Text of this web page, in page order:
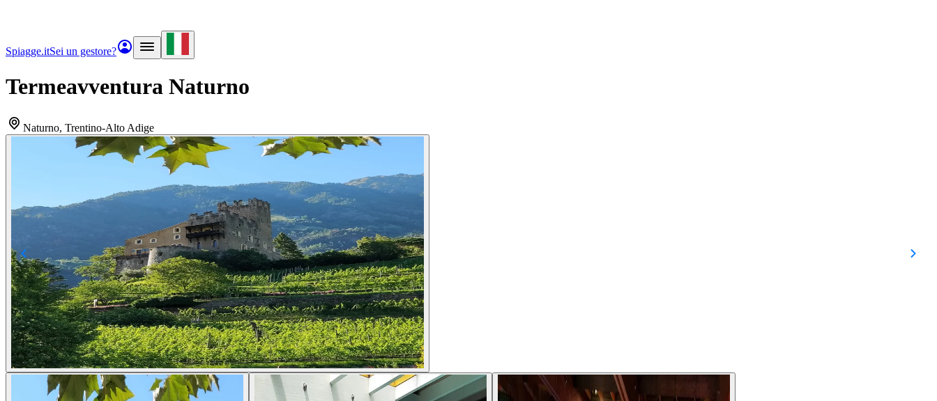
Spiagge.itSei un gestore?
Termeavventura Naturno
Naturno, Trentino-Alto Adige